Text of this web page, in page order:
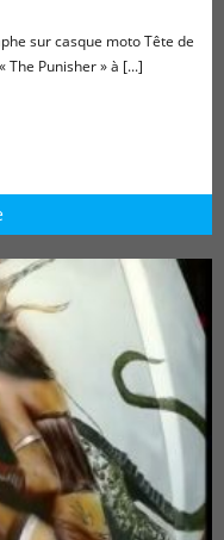
sur casque moto Tête de
Punisher » à [...]